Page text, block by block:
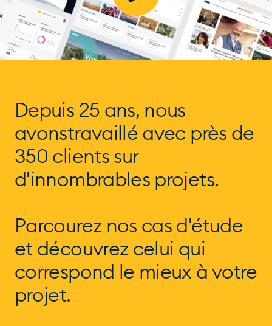
Depuis 25 ans, nous
avonstravaillé avec près de
350 clientssur
d'innombrables projets.
Parcourez nos cas d'étude
et découvrez celui qui
correspond le mieux à votre
projet.